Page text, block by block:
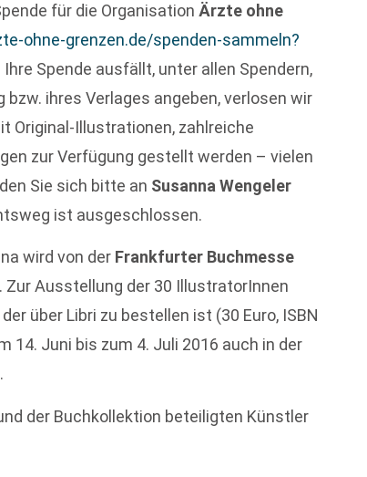
für die Organisation Ärzte ohne
ohne-grenzen.de/spenden-sammeln?
Ihre Spende ausfällt, unter allen Spendern,
ihres Verlages angeben, verlosen wir
Original-Illustrationen, zahlreiche
zur Verfügung gestellt werden – vielen
Sie sich bitte an Susanna Wengeler
ist ausgeschlossen.
wird von der Frankfurter Buchmesse
Zur Ausstellung der 30 IllustratorInnen
über Libri zu bestellen ist (30 Euro, ISBN
14. Juni bis zum 4. Juli 2016 auch in der
der Buchkollektion beteiligten Künstler